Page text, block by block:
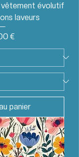
évolutif
laveurs
€
panier